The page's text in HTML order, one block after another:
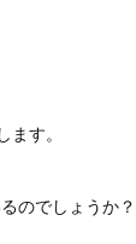
す。
のでしょうか